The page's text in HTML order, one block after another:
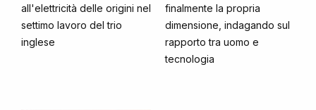
all'elettricità delle origini nel
settimo lavoro del trio
inglese
finalmente la propria
dimensione, indagando sul
rapporto tra uomo e
tecnologia